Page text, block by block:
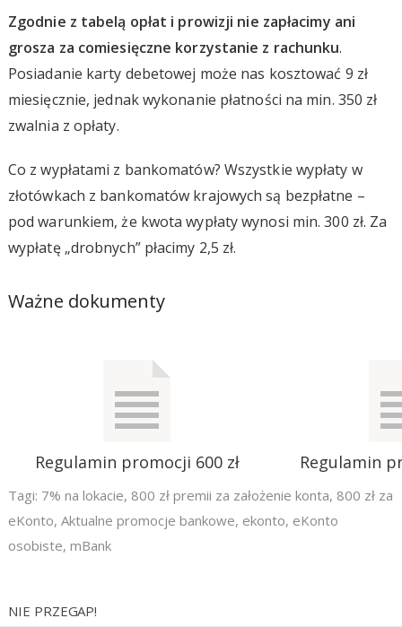
Zgodnie z tabelą opłat i prowizji nie zapłacimy ani
grosza za comiesięczne korzystanie z rachunku.
Posiadanie karty debetowej może nas kosztować 9 zł
miesięcznie, jednak wykonanie płatności na min. 350 zł
zwalnia z opłaty.
Co z wypłatami z bankomatów? Wszystkie wypłaty w
złotówkach z bankomatów krajowych są bezpłatne –
pod warunkiem, że kwota wypłaty wynosi min. 300 zł. Za
wypłatę „drobnych” płacimy 2,5 zł.
Ważne dokumenty
Regulamin promocji 600 zł Regulamin
Tagi: 7% na lokacie, 800 zł premii za założenie konta, 800 zł za
eKonto, Aktualne promocje bankowe, ekonto, eKonto
osobiste, mBank
NIE PRZEGAP!